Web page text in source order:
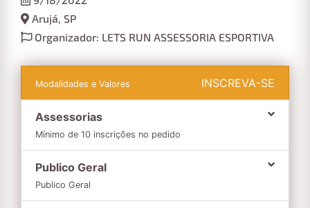
Arujá, SP
Organizador: LETS RUN ASSESSORIA ESPORTIVA
Modalidades e Valores INSCREVA-SE
Assessorias
Mínimo de 10 inscrições no pedido
Publico Geral
Publico Geral